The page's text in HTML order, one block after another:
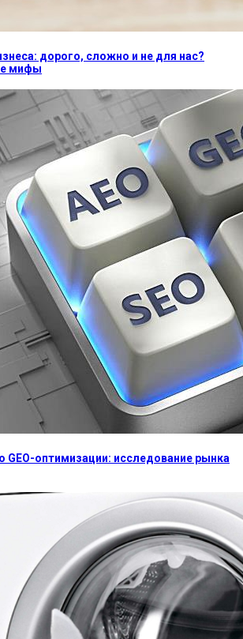
дорого, сложно и не для нас?
мифы
GEO-оптимизации: исследование рынка